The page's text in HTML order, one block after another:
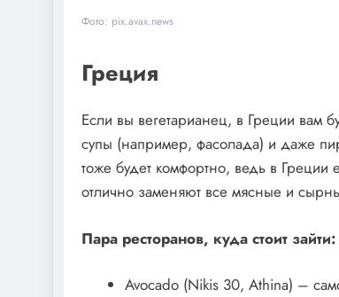
Фото: pix.avax.news
Греция
Если вы вегетарианец, в Греции вам
супы (например, фасолада) и даже
тоже будет комфортно, ведь в Греции
отлично заменяют все мясные и
Пара ресторанов, куда стоит зайти:
Avocado (Nikis 30, Athina) –